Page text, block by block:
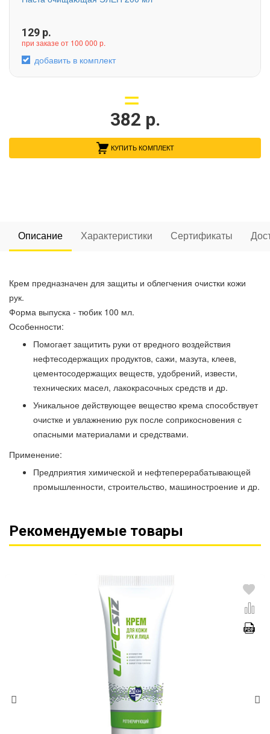
129 р.
при заказе от 100 000 р.
добавить в комплект
382 р.
КУПИТЬ КОМПЛЕКТ
Описание Характеристики Сертификаты
Крем предназначен для защиты и облегчения очистки кожи
рук.
Форма выпуска - тюбик 100 мл.
Особенности:
Помогает защитить руки от вредного воздействия
нефтесодержащих продуктов, сажи, мазута, клеев,
цементосодержащих веществ, удобрений, извести,
технических масел, лакокрасочных средств и др.
Уникальное действующее вещество крема способствует
очистке и увлажнению рук после соприкосновения с
опасными материалами и средствами.
Применение:
Предприятия химической и нефтеперерабатывающей
промышленности, строительство, машиностроение и др.
Рекомендуемые товары